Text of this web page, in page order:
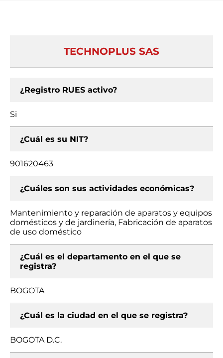
TECHNOPLUS SAS
¿Registro RUES activo?
Si
¿Cuál es su NIT?
901620463
¿Cuáles son sus actividades económicas?
Mantenimiento y reparación de aparatos y equipos
domésticos y de jardinería, Fabricación de aparatos
de uso doméstico
¿Cuál es el departamento en el que se
registra?
BOGOTA
¿Cuál es la ciudad en el que se registra?
BOGOTA D.C.